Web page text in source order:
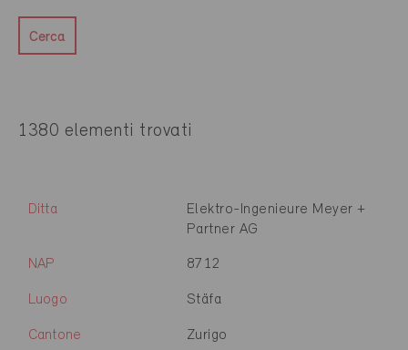
Cerca
1380 elementi trovati
Ditta
Elektro-Ingenieure Meyer +
Partner AG
NAP 8712
Luogo Stäfa
Cantone Zurigo